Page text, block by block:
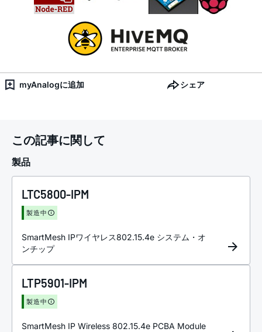
myAnalogに追加 シェア
この記事に関して
製品
LTC5800-IPM
製造中
SmartMesh IPワイヤレス802.15.4e システム・オ
ンチップ
LTP5901-IPM
製造中
SmartMesh IP Wireless 802.15.4e PCBA Module